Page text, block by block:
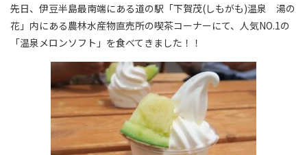
先日、伊豆半島最南端にある道の駅「下賀茂(しもがも)温泉 湯の
花」内にある農林水産物直売所の喫茶コーナーにて、人気NO.1の
「温泉メロンソフト」を食べてきました！！